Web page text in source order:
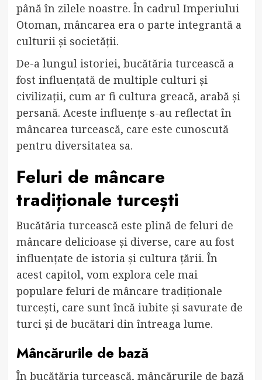
până în zilele noastre. În cadrul Imperiului
Otoman, mâncarea era o parte integrantă a
culturii și societății.
De-a lungul istoriei, bucătăria turcească a
fost influențată de multiple culturi și
civilizații, cum ar fi cultura greacă, arabă și
persană. Aceste influențe s-au reflectat în
mâncarea turcească, care este cunoscută
pentru diversitatea sa.
Feluri de mâncare
tradiționale turcești
Bucătăria turcească este plină de feluri de
mâncare delicioase și diverse, care au fost
influențate de istoria și cultura țării. În
acest capitol, vom explora cele mai
populare feluri de mâncare tradiționale
turcești, care sunt încă iubite și savurate de
turci și de bucătari din întreaga lume.
Mâncărurile de bază
În bucătăria turcească, mâncărurile de bază